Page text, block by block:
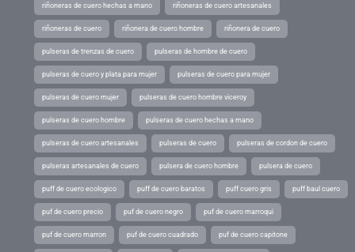
riñoneras de cuero hechas a mano riñoneras de cuero artesanales
riñoneras de cuero riñonera de cuero hombre riñonera de cuero
pulseras de trenzas de cuero pulseras de hombre de cuero
pulseras de cuero y plata para mujer pulseras de cuero para mujer
pulseras de cuero mujer pulseras de cuero hombre viceroy
pulseras de cuero hombre pulseras de cuero hechas a mano
pulseras de cuero artesanales pulseras de cuero pulseras de cordon de cuero
pulseras artesanales de cuero pulsera de cuero hombre pulsera de cuero
puff de cuero ecologico puff de cuero baratos puff cuero gris puff baul cuero
puf de cuero precio puf de cuero negro puf de cuero marroqui
puf de cuero marron puf de cuero cuadrado puf de cuero capitone